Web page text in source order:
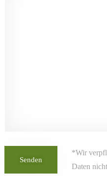
Senden
*Wir
Daten